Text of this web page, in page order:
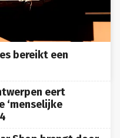
bereikt een
eert
‘menselijke
Shop brengt door